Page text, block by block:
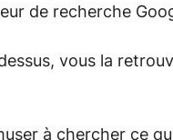
de recherche
vous la
à chercher ce